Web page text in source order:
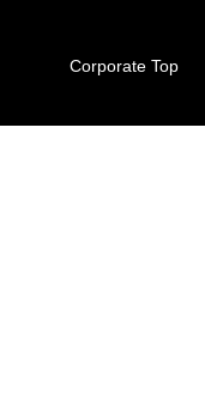
Corporate Top